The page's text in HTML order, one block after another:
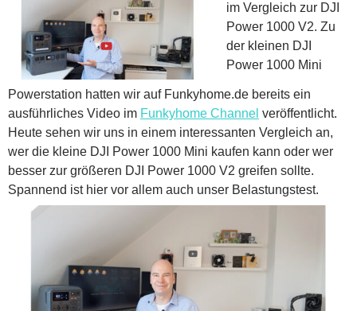
im Vergleich zur DJI
Power 1000 V2. Zu
der kleinen DJI
Power 1000 Mini
Powerstation hatten wir auf Funkyhome.de bereits ein
ausführliches Video im Funkyhome Channel veröffentlicht.
Heute sehen wir uns in einem interessanten Vergleich an,
wer die kleine DJI Power 1000 Mini kaufen kann oder wer
besser zur größeren DJI Power 1000 V2 greifen sollte.
Spannend ist hier vor allem auch unser Belastungstest.